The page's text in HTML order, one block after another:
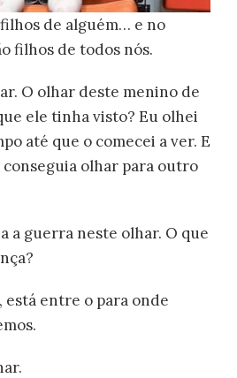
de alguém… e no
filhos de todos nós.
O olhar deste menino de
ele tinha visto? Eu olhei
até que o comecei a ver. E
conseguia olhar para outro
a guerra neste olhar. O que
está entre o para onde